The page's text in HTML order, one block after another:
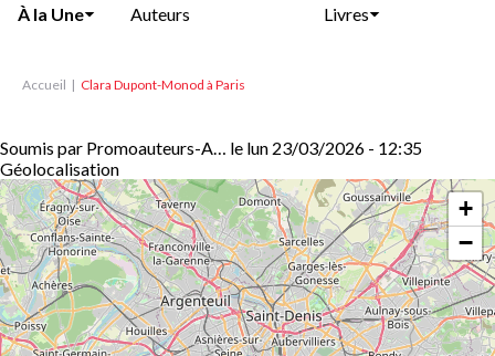
À la Une Auteurs Livres
Accueil Clara Dupont-Monod à Paris
Soumis par Promoauteurs-A… le lun 23/03/2026 - 12:35
Géolocalisation
+
−